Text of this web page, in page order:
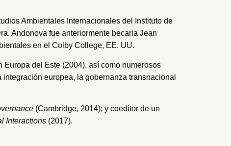
Ambientales Internacionales del Instituto de
Andonova fue anteriormente becaria Jean
en el Colby College, EE. UU.
del Este (2004), así como numerosos
europea, la gobernanza transnacional
(Cambridge, 2014); y coeditor de un
Interactions (2017).